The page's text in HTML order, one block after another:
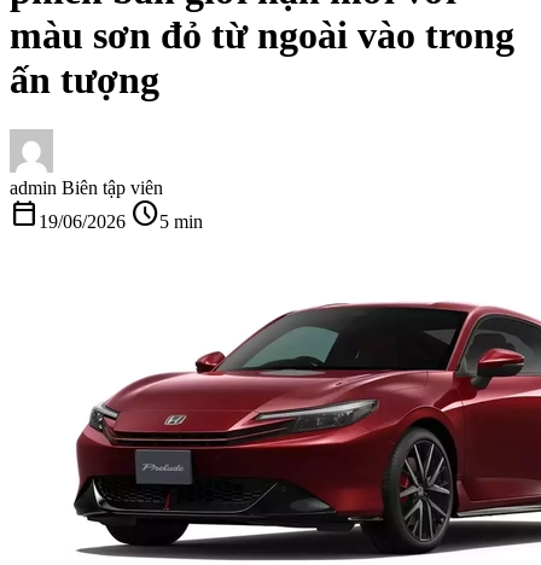
màu sơn đỏ từ ngoài vào trong
ấn tượng
admin Biên tập viên
calendar_today 19/06/2026 schedule5 min